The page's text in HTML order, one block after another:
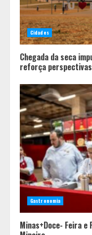
Cidades
Chegada da seca
reforça
Gastronomia
Minas+Doce- Feira